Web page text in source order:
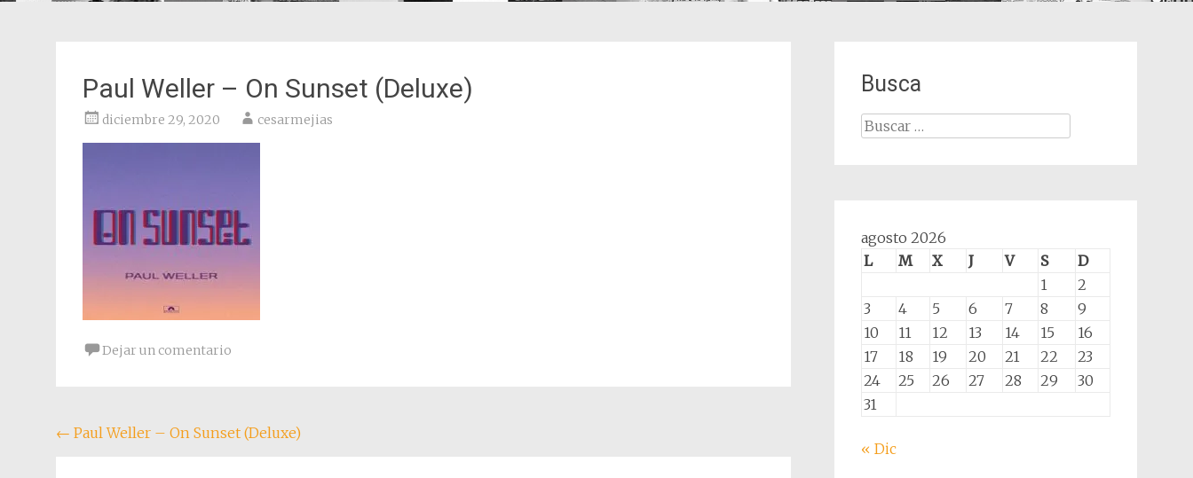
Paul Weller – On Sunset (Deluxe)
diciembre 29, 2020 cesarmejias
Dejar un comentario
Navegación
← Paul Weller – On Sunset (Deluxe)
Busca
Buscar:
agosto 2026
L
M X J V S
D
1
2
3
4 5 6 7 8
9
10
11 12 13 14 15
16
17
18 19 20 21 22
23
24
25 26 27 28 29
30
31
« Dic